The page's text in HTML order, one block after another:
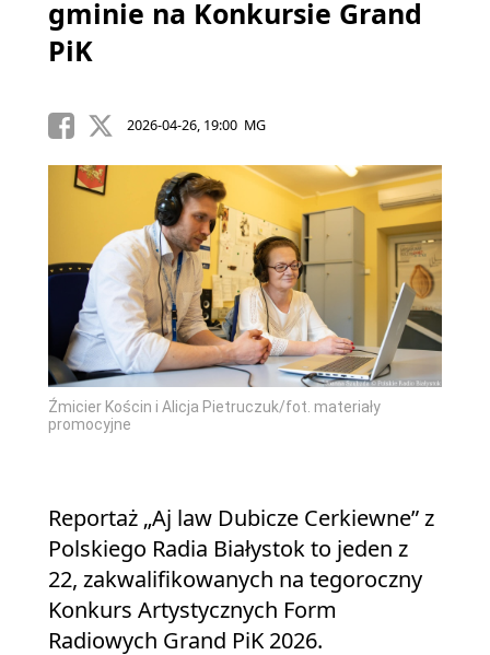
gminie na Konkursie Grand
PiK
2026-04-26, 19:00 MG
Źmicier Kościn i Alicja Pietruczuk/fot. materiały
promocyjne
Reportaż „Aj law Dubicze Cerkiewne” z
Polskiego Radia Białystok to jeden z
22, zakwalifikowanych na tegoroczny
Konkurs Artystycznych Form
Radiowych Grand PiK 2026.